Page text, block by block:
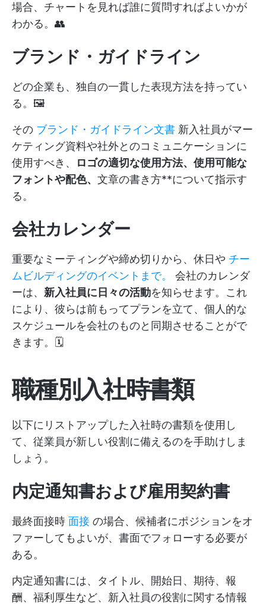
場合、チャートを見れば誰に質問すればよいかが
わかる。👥
ブランド・ガイドライン
どの企業も、独自の一貫した表現方法を持ってい
る。🖼️
その ブランド・ガイドライン文書 新入社員がマー
ケティング資料や社外とのコミュニケーションに
使用すべき、
ロゴの適切な使用方法、使用可能な
フォントや配色、 文章の書き方**について指示す
る。
会社カレンダー
重要なミーティングや締め切りから、休日や チー
ムビルディングのイベントまで。
会社のカレンダ
ーは、 新入社員に日々の活動を知らせます。これ
により、彼らは前もってプランを立て、個人的な
スケジュールを会社のものと同期させることがで
きます。🗓️
職種別入社時書類
以下にリストアップした入社時の書類を使用し
て、従業員が新しい役割に備えるのを手助けしま
しょう。
内定通知書および雇用契約書
最終面接時 面接 の場合、候補者にポジションをオ
ファーしてもよいが、書面でフォローする必要が
ある。
内定通知書には、タイトル、開始日、期待、報
酬、福利厚生など、新入社員の役割に関する情報